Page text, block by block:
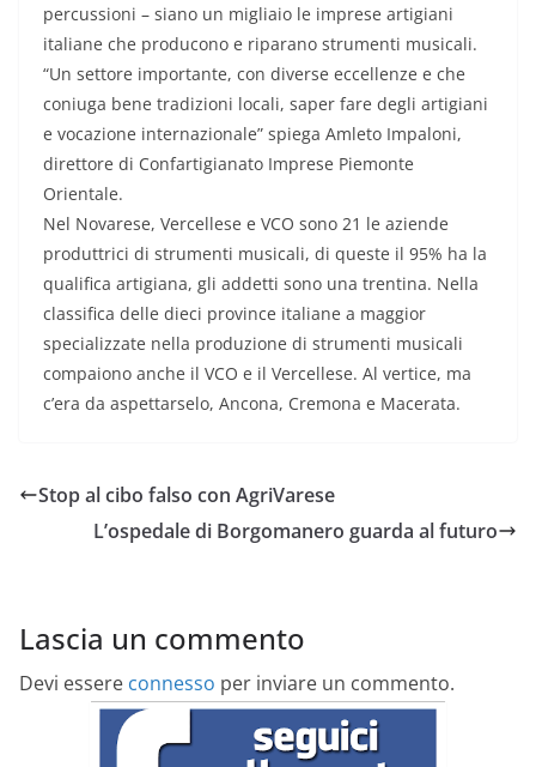
percussioni – siano un migliaio le imprese artigiani
italiane che producono e riparano strumenti musicali.
“Un settore importante, con diverse eccellenze e che
coniuga bene tradizioni locali, saper fare degli artigiani
e vocazione internazionale” spiega Amleto Impaloni,
direttore di Confartigianato Imprese Piemonte
Orientale.
Nel Novarese, Vercellese e VCO sono 21 le aziende
produttrici di strumenti musicali, di queste il 95% ha la
qualifica artigiana, gli addetti sono una trentina. Nella
classifica delle dieci province italiane a maggior
specializzate nella produzione di strumenti musicali
compaiono anche il VCO e il Vercellese. Al vertice, ma
c’era da aspettarselo, Ancona, Cremona e Macerata.
Stop al cibo falso con AgriVarese
L’ospedale di Borgomanero guarda al futuro
Lascia un commento
Devi essere connesso per inviare un commento.